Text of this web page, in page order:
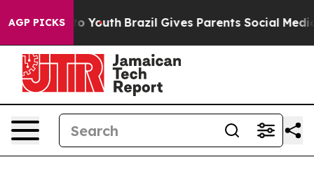
AGP PICKSto Youth Brazil Gives Parents Social Media